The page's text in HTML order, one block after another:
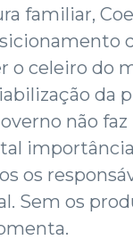
familiar,
o celeiro do
da
não faz
importância
os
Sem os